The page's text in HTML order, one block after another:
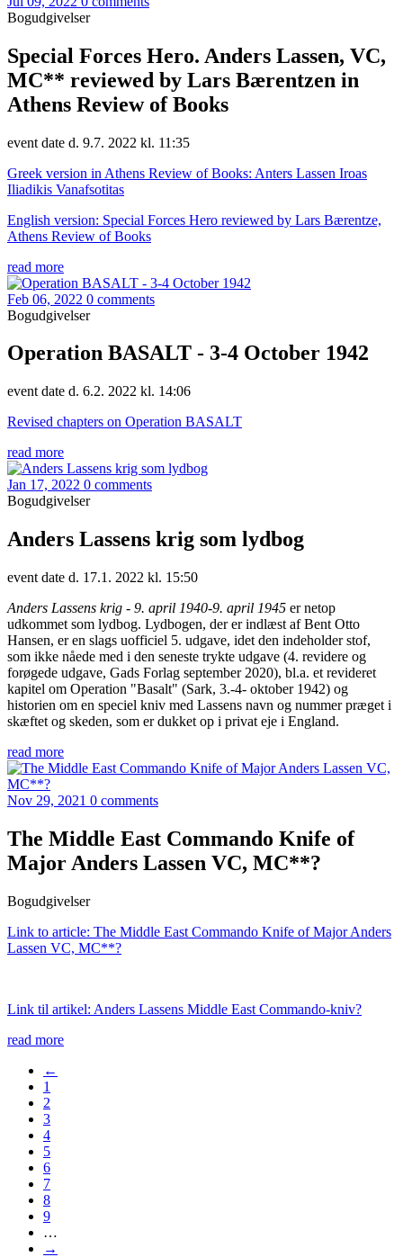
Bogudgivelser
Special Forces Hero. Anders Lassen, VC,
MC** reviewed by Lars Bærentzen in
Athens Review of Books
event date d. 9.7. 2022 kl. 11:35
Greek version in Athens Review of Books: Anters Lassen Iroas
Iliadikis Vanafsotitas
English version: Special Forces Hero reviewed by Lars Bærentze,
Athens Review of Books
read more
Feb 06, 2022 0 comments
Bogudgivelser
Operation BASALT - 3-4 October 1942
event date d. 6.2. 2022 kl. 14:06
Revised chapters on Operation BASALT
read more
Jan 17, 2022 0 comments
Bogudgivelser
Anders Lassens krig som lydbog
event date d. 17.1. 2022 kl. 15:50
Anders Lassens krig - 9. april 1940-9. april 1945 er netop
udkommet som lydbog. Lydbogen, der er indlæst af Bent Otto
Hansen, er en slags uofficiel 5. udgave, idet den indeholder stof,
som ikke nåede med i den seneste trykte udgave (4. revidere og
forøgede udgave, Gads Forlag september 2020), bl.a. et revideret
kapitel om Operation "Basalt" (Sark, 3.-4- oktober 1942) og
historien om en speciel kniv med Lassens navn og nummer præget i
skæftet og skeden, som er dukket op i privat eje i England.
read more
Nov 29, 2021 0 comments
The Middle East Commando Knife of
Major Anders Lassen VC, MC**?
Bogudgivelser
Link to article: The Middle East Commando Knife of Major Anders
Lassen VC, MC**?
Link til artikel: Anders Lassens Middle East Commando-kniv?
read more
←
1
2
3
4
5
6
7
8
9
…
→